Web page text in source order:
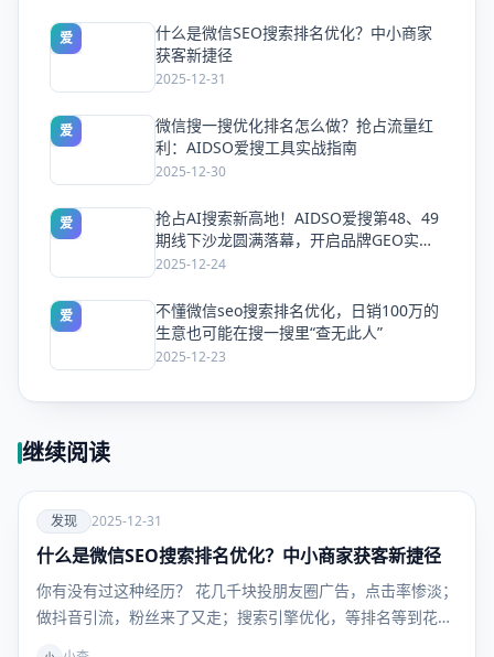
爱
什么是微信SEO搜索排名优化？中小商家
获客新捷径
2025-12-31
爱
微信搜一搜优化排名怎么做？抢占流量红
利：AIDSO爱搜工具实战指南
2025-12-30
爱
抢占AI搜索新高地！AIDSO爱搜第48、49
期线下沙龙圆满落幕，开启品牌GEO实战
新纪元
2025-12-24
爱
不懂微信seo搜索排名优化，日销100万的
生意也可能在搜一搜里“查无此人”
2025-12-23
继续阅读
爱
发现
发现 2025-12-31
什么是微信SEO搜索排名优化？中小商家获客新捷径
你有没有过这种经历？ 花几千块投朋友圈广告，点击率惨淡；
做抖音引流，粉丝来了又走；搜索引擎优化，等排名等到花